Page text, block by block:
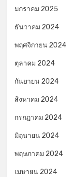
มกราคม 2025
ธันวาคม 2024
พฤศจิกายน 2024
ตุลาคม 2024
กันยายน 2024
สิงหาคม 2024
กรกฎาคม 2024
มิถุนายน 2024
พฤษภาคม 2024
เมษายน 2024